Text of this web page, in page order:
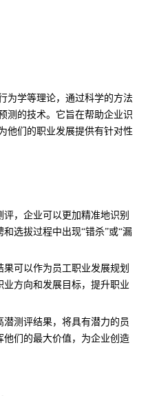
为学等理论，通过科学的方法
测的技术。它旨在帮助企业识
他们的职业发展提供有针对性
，企业可以更加精准地识别
选拔过程中出现“错杀”或“漏
可以作为员工职业发展规划
方向和发展目标，提升职业
测评结果，将具有潜力的员
们的最大价值，为企业创造